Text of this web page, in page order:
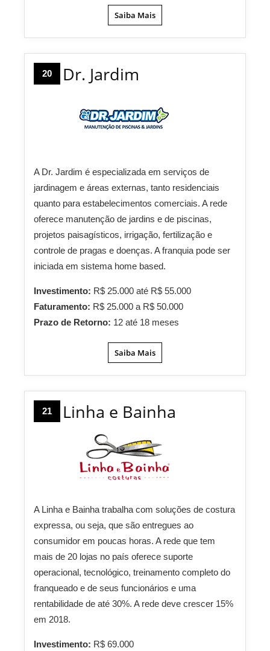
Saiba Mais
20 Dr. Jardim
A Dr. Jardim é especializada em serviços de
jardinagem e áreas externas, tanto residenciais
quanto para estabelecimentos comerciais. A rede
oferece manutenção de jardins e de piscinas,
projetos paisagísticos, irrigação, fertilização e
controle de pragas e doenças. A franquia pode ser
iniciada em sistema home based.
Investimento: R$ 25.000 até R$ 55.000
Faturamento: R$ 25.000 a R$ 50.000
Prazo de Retorno: 12 até 18 meses
Saiba Mais
21 Linha e Bainha
A Linha e Bainha trabalha com soluções de costura
expressa, ou seja, que são entregues ao
consumidor em poucas horas. A rede que tem
mais de 20 lojas no país oferece suporte
operacional, tecnológico, treinamento completo do
franqueado e de seus funcionários e uma
rentabilidade de até 30%. A rede deve crescer 15%
em 2018.
Investimento: R$ 69.000